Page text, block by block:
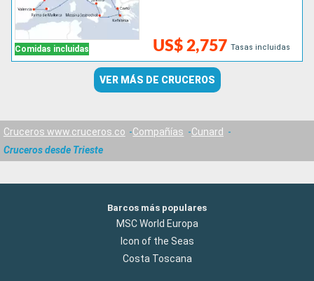
Comidas incluidas US$ 2,757 Tasas incluidas
VER MÁS DE CRUCEROS
Cruceros www.cruceros.co Compañías
Cunard
Cruceros desde Trieste
Barcos más populares
MSC World Europa
Icon of the Seas
Costa Toscana